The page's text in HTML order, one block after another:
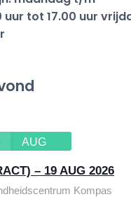
tot 17.00 uur
AUG
– 19 AUG 2026
Kompas